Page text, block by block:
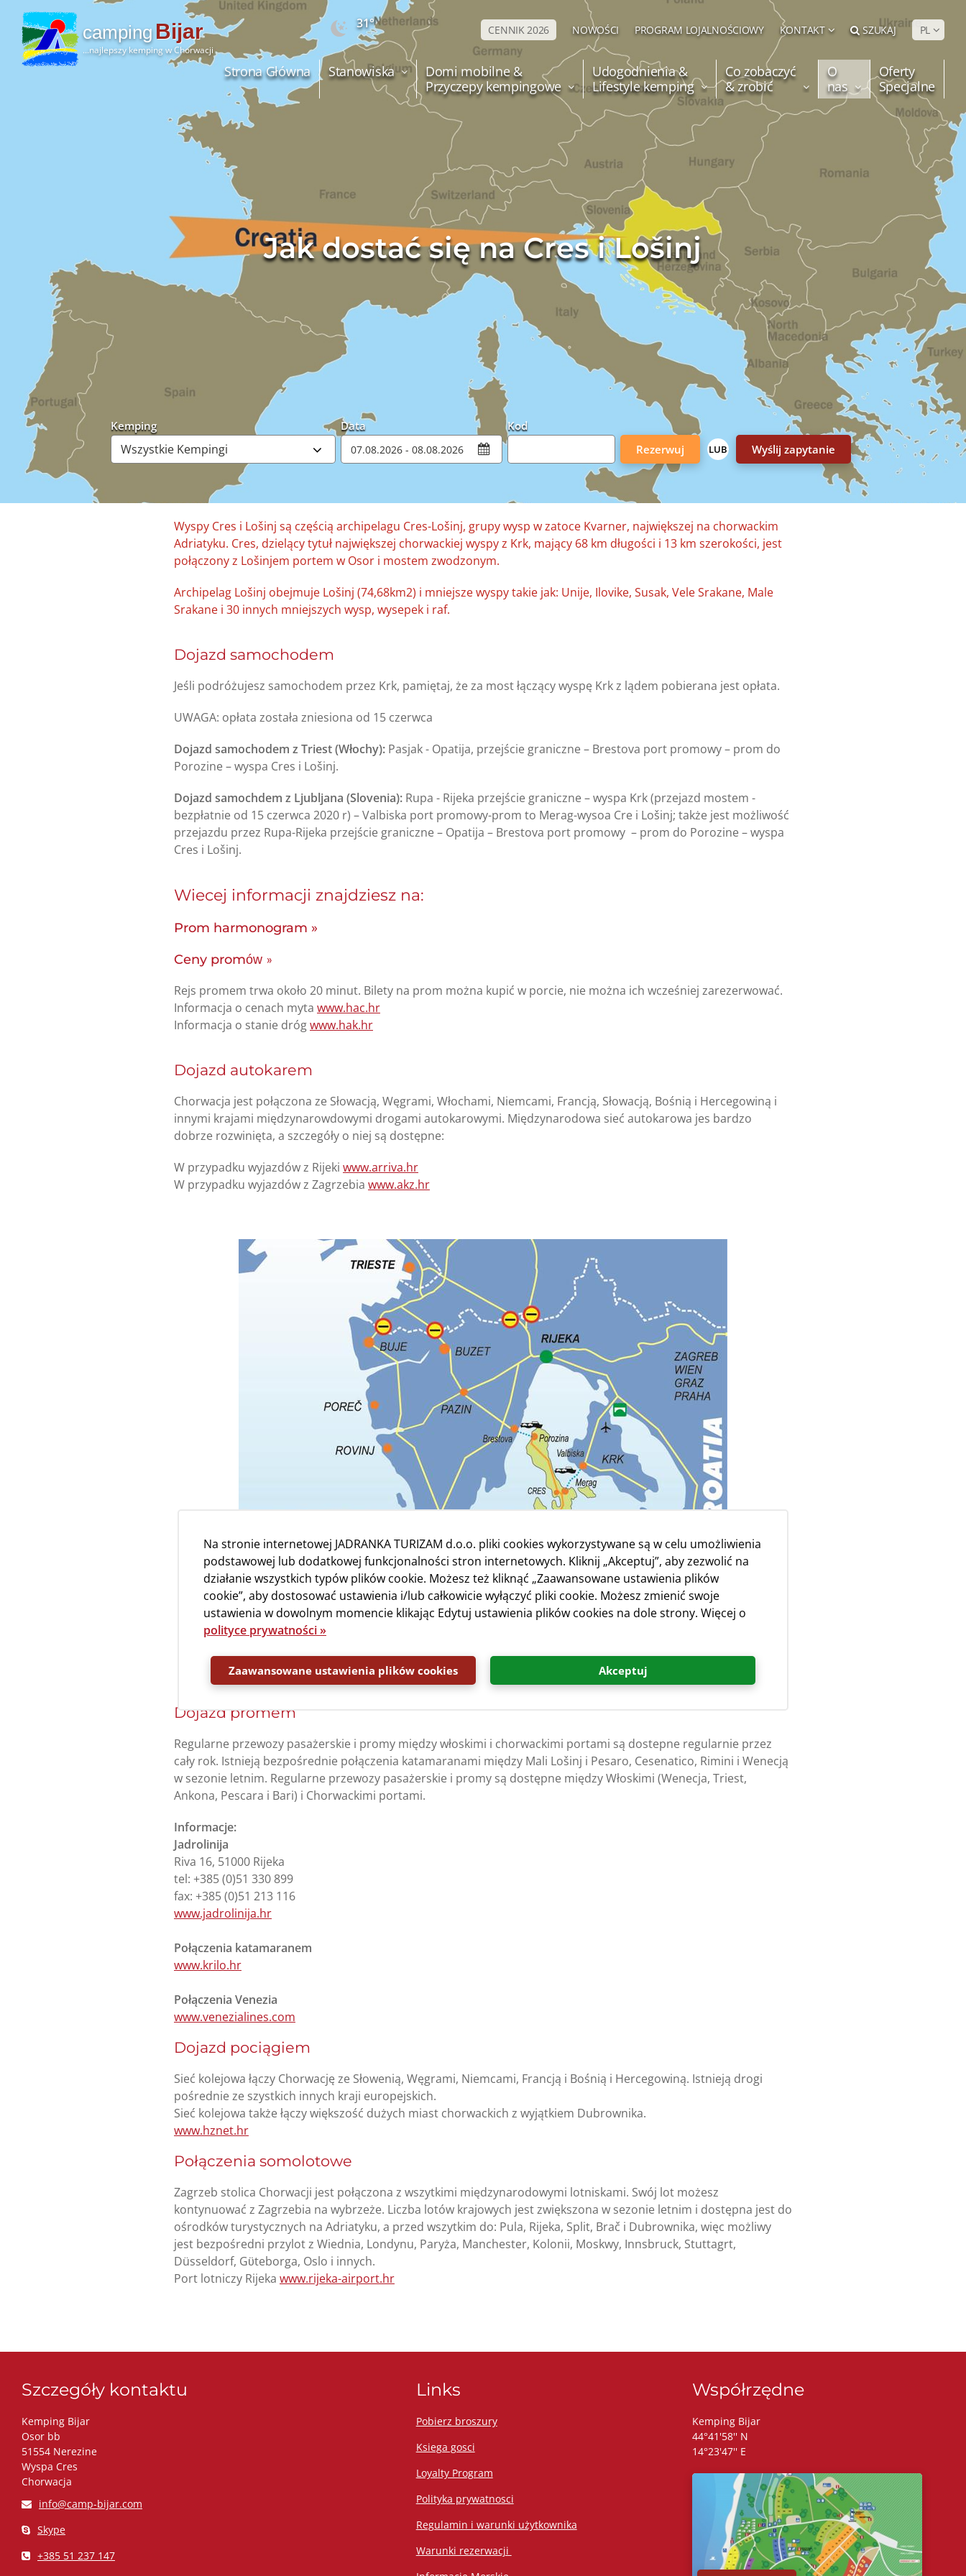
camping Bijar
...najlepszy kemping w Chorwacji
31° CENNIK 2026 NOWOŚCI PROGRAM LOJALNOŚCIOWY KONTAKT SZUKAJ PL
Strona Główna Stanowiska
Domi mobilne &
Przyczepy kempingowe
Udogodnienia &
Lifestyle kemping
Co zobaczyć
& zrobić
O
nas
Oferty
Specjalne
Kemping Data
Kod
Promocyjny
Rezerwuj LUB Wyślij zapytanie
Jak dostać się na Cres i Lošinj
Wyspy Cres i Lošinj są częścią archipelagu Cres-Lošinj, grupy wysp w zatoce Kvarner, największej na chorwackim
Adriatyku. Cres, dzielący tytuł największej chorwackiej wyspy z Krk, mający 68 km długości i 13 km szerokości, jest
połączony z Lošinjem portem w Osor i mostem zwodzonym.
Archipelag Lošinj obejmuje Lošinj (74,68km2) i mniejsze wyspy takie jak: Unije, Ilovike, Susak, Vele Srakane, Male
Srakane i 30 innych mniejszych wysp, wysepek i raf.
Dojazd samochodem
Jeśli podróżujesz samochodem przez Krk, pamiętaj, że za most łączący wyspę Krk z lądem pobierana jest opłata.
UWAGA: opłata została zniesiona od 15 czerwca
Dojazd samochodem z Triest (Włochy): Pasjak - Opatija, przejście graniczne – Brestova port promowy – prom do
Porozine – wyspa Cres i Lošinj.
Dojazd samochdem z Ljubljana (Slovenia): Rupa - Rijeka przejście graniczne – wyspa Krk (przejazd mostem -
bezpłatnie od 15 czerwca 2020 r) – Valbiska port promowy-prom to Merag-wysoa Cre i Lošinj; także jest możliwość
przejazdu przez Rupa-Rijeka przejście graniczne – Opatija – Brestova port promowy – prom do Porozine – wyspa
Cres i Lošinj.
Wiecej informacji znajdziesz na:
Prom harmonogram »
Ceny promów »
Rejs promem trwa około 20 minut. Bilety na prom można kupić w porcie, nie można ich wcześniej zarezerwować.
Informacja o cenach myta www.hac.hr
Informacja o stanie drógwww.hak.hr
Dojazd autokarem
Chorwacja jest połączona ze Słowacją, Węgrami, Włochami, Niemcami, Francją, Słowacją, Bośnią i Hercegowiną i
innymi krajami międzynarowdowymi drogami autokarowymi. Międzynarodowa sieć autokarowa jes bardzo
dobrze rozwinięta, a szczegóły o niej są dostępne:
W przypadku wyjazdów z Rijeki www.arriva.hr
W przypadku wyjazdów z Zagrzebia www.akz.hr
Dojazd promem
Regularne przewozy pasażerskie i promy między włoskimi i chorwackimi portami są dostepne regularnie przez
cały rok. Istnieją bezpośrednie połączenia katamaranami między Mali Lošinj i Pesaro, Cesenatico, Rimini i Wenecją
w sezonie letnim. Regularne przewozy pasażerskie i promy są dostępne między Włoskimi (Wenecja, Triest,
Ankona, Pescara i Bari) i Chorwackimi portami.
Informacje:
Jadrolinija
Riva 16, 51000 Rijeka
tel: +385 (0)51 330 899
fax: +385 (0)51 213 116
www.jadrolinija.hr
Połączenia katamaranem
www.krilo.hr
Połączenia Venezia
www.venezialines.com
Dojazd pociągiem
Sieć kolejowa łączy Chorwację ze Słowenią, Węgrami, Niemcami, Francją i Bośnią i Hercegowiną. Istnieją drogi
pośrednie ze szystkich innych kraji europejskich.
Sieć kolejowa także łączy większość dużych miast chorwackich z wyjątkiem Dubrownika.
www.hznet.hr
Połączenia somolotowe
Zagrzeb stolica Chorwacji jest połączona z wszytkimi międzynarodowymi lotniskami. Swój lot możesz
kontynuować z Zagrzebia na wybrzeże. Liczba lotów krajowych jest zwiększona w sezonie letnim i dostępna jest do
ośrodków turystycznych na Adriatyku, a przed wszytkim do: Pula, Rijeka, Split, Brač i Dubrownika, więc możliwy
jest bezpośredni przylot z Wiednia, Londynu, Paryża, Manchester, Kolonii, Moskwy, Innsbruck, Stuttagrt,
Düsseldorf, Gϋteborga, Oslo i innych.
Port lotniczy Rijeka www.rijeka-airport.hr
Szczegóły kontaktu
Kemping Bijar
Osor bb
51554 Nerezine
Wyspa Cres
Chorwacja
info@camp-bijar.com
Skype
+385 51 237 147
Links
Pobierz broszury
Ksiega gosci
Loyalty Program
Polityka prywatnosci
Regulamin i warunki użytkownika
Warunki rezerwacji ​
Współrzędne
Kemping Bijar
44°41'58'' N
14°23'47'' E
Na stronie internetowej JADRANKA TURIZAM d.o.o. pliki cookies wykorzystywane są w celu umożliwienia
podstawowej lub dodatkowej funkcjonalności stron internetowych. Kliknij „Akceptuj”, aby zezwolić na
działanie wszystkich typów plików cookie. Możesz też kliknąć „Zaawansowane ustawienia plików
cookie”, aby dostosować ustawienia i/lub całkowicie wyłączyć pliki cookie. Możesz zmienić swoje
ustawienia w dowolnym momencie klikając Edytuj ustawienia plików cookies na dole strony. Więcej o
polityce prywatności »
Zaawansowane ustawienia plików cookies Akceptuj